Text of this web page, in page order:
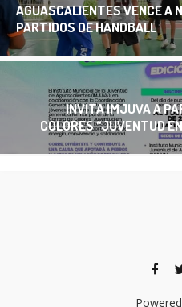
AGUASCALIENTES VENCE A
PARTIDOS DE HANDBALL
INVITA IMJUVA A
COLORES “JUVENTUD